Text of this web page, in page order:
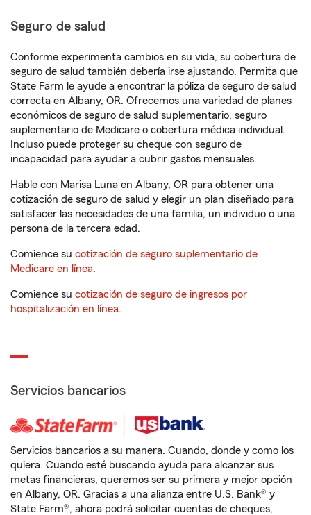
Seguro de salud
Conforme experimenta cambios en su vida, su cobertura de
seguro de salud también debería irse ajustando. Permita que
State Farm le ayude a encontrar la póliza de seguro de salud
correcta en Albany, OR. Ofrecemos una variedad de planes
económicos de seguro de salud suplementario, seguro
suplementario de Medicare o cobertura médica individual.
Incluso puede proteger su cheque con seguro de
incapacidad para ayudar a cubrir gastos mensuales.
Hable con Marisa Luna en Albany, OR para obtener una
cotización de seguro de salud y elegir un plan diseñado para
satisfacer las necesidades de una familia, un individuo o una
persona de la tercera edad.
Comience su cotización de seguro suplementario de
Medicare en línea.
Comience su cotización de seguro de ingresos por
hospitalización en línea.
Servicios bancarios
Servicios bancarios a su manera. Cuando, donde y como los
quiera. Cuando esté buscando ayuda para alcanzar sus
metas financieras, queremos ser su primera y mejor opción
en Albany, OR. Gracias a una alianza entre U.S. Bank® y
State Farm®, ahora podrá solicitar cuentas de cheques,